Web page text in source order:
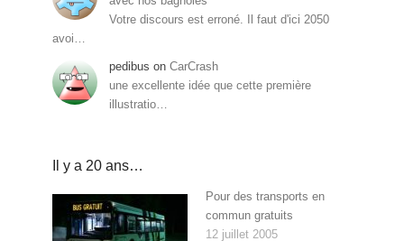
Votre discours est erroné. Il faut d'ici 2050
avoi…
pedibus on CarCrash
une excellente idée que cette première
illustratio…
Il y a 20 ans…
Pour des transports en
commun gratuits
12 juillet 2005